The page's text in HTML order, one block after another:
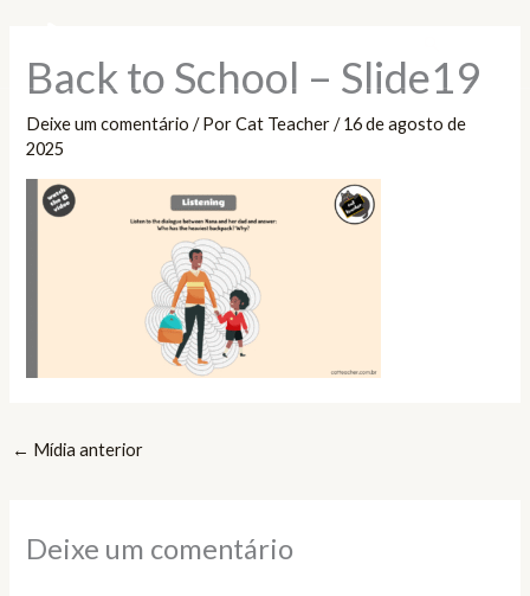
Back to School – Slide19
Deixe um comentário / PorCat Teacher/16 de agosto de
2025
← Mídia anterior
Deixe um comentário